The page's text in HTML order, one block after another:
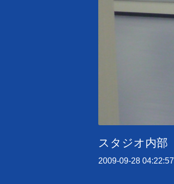
スタジオ内部
2009-09-28 04:22:57